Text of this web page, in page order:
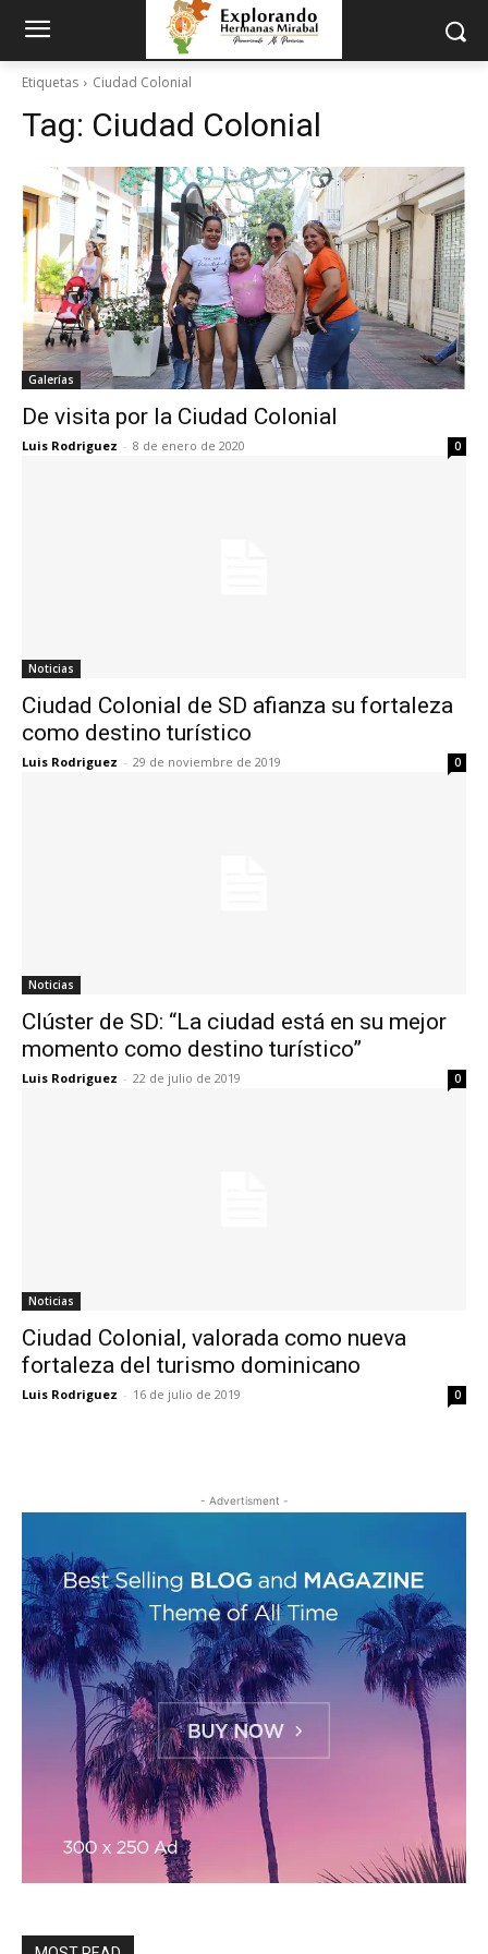
Etiquetas Ciudad Colonial
Tag: Ciudad Colonial
Galerías
De visita por la Ciudad Colonial
Luis Rodriguez - 8 de enero de 2020 0
Noticias
Ciudad Colonial de SD afianza su fortaleza
como destino turístico
Luis Rodriguez - 29 de noviembre de 2019 0
Noticias
Clúster de SD: “La ciudad está en su mejor
momento como destino turístico”
Luis Rodriguez - 22 de julio de 2019 0
Noticias
Ciudad Colonial, valorada como nueva
fortaleza del turismo dominicano
Luis Rodriguez - 16 de julio de 2019 0
- Advertisment -